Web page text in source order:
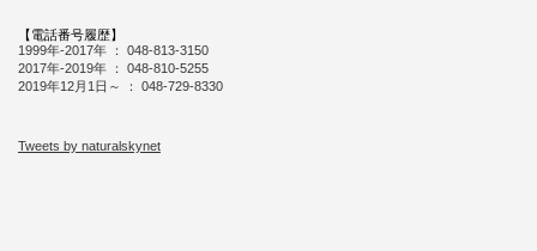
【電話番号履歴】
1999年-2017年 ： 048-813-3150
2017年-2019年 ： 048-810-5255
2019年12月1日～ ： 048-729-8330
Tweets by naturalskynet